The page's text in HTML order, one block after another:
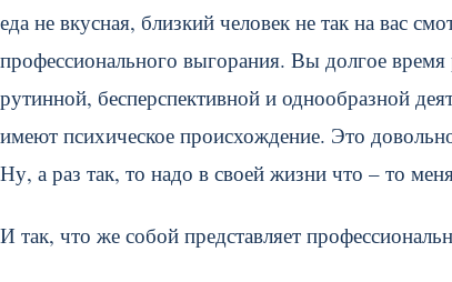
еда не вкусная, близкий человек не так на вас
профессионального выгорания. Вы долгое
рутинной, бесперспективной и однообразной
имеют психическое происхождение. Это
Ну, а раз так, то надо в своей жизни что – то
И так, что же собой представляет